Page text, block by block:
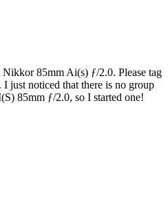
Nikkor Photo Group Pool
85mm Ai(s) ƒ/2.0. Please tag
just noticed that there is no group
85mm ƒ/2.0, so I started one!